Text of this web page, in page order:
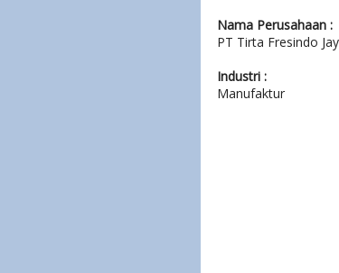
Nama Perusahaan :
PT Tirta Fresindo
Industri :
Manufaktur